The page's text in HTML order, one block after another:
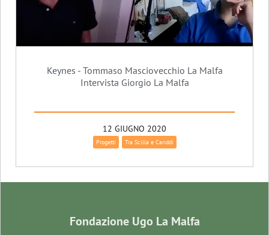
Keynes - Tommaso Masciovecchio La Malfa
Intervista Giorgio La Malfa
12 GIUGNO 2020
Progetti Tra Scilla e Cariddi
Fondazione Ugo La Malfa